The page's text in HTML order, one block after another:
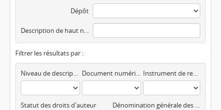
Dépôt
Description de haut niveau
Filtrer les résultats par :
Niveau de description Document numérisé disponible Instrument de recherche
Statut des droits d'auteur Dénomination générale des documents